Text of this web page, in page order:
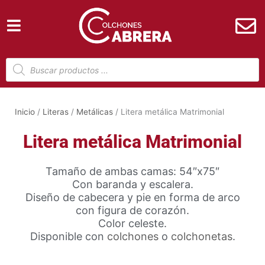
contenido
Búsqueda
de
productos
Inicio / Literas / Metálicas / Litera metálica Matrimonial
Litera metálica Matrimonial
Tamaño de ambas camas: 54″x75″
Con baranda y escalera.
Diseño de cabecera y pie en forma de arco
con figura de corazón.
Color celeste.
Disponible con colchoneso colchonetas.